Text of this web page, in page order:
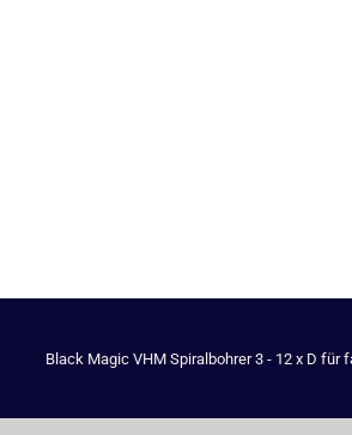
Black Magic VHM Spiralbohrer 3 - 12 x D